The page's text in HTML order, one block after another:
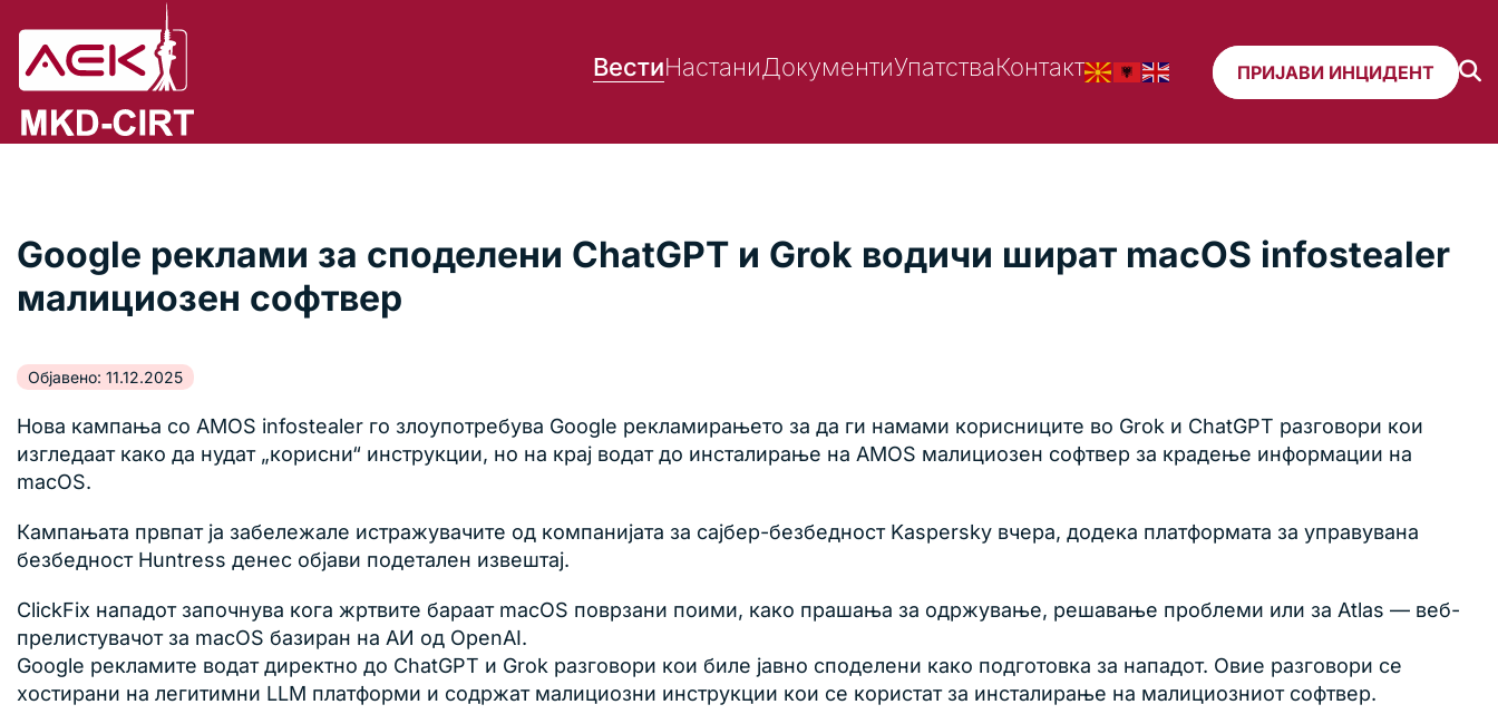
ВестиНастаниДокументиУпатстваКонтакт ПРИЈАВИ ИНЦИДЕНТ
Google реклами за споделени ChatGPT и Grok водичи шират macOS infostealer
малициозен софтвер
Објавено: 11.12.2025
Нова кампања со AMOS infostealer го злоупотребува Google рекламирањето за да ги намами корисниците во Grok и ChatGPT разговори кои
изгледаат како да нудат „корисни“ инструкции, но на крај водат до инсталирање на AMOS малициозен софтвер за крадење информации на
macOS.
Кампањата првпат ја забележале истражувачите од компанијата за сајбер-безбедност Kaspersky вчера, додека платформата за управувана
безбедност Huntress денес објави подетален извештај.
ClickFix нападот започнува кога жртвите бараат macOS поврзани поими, како прашања за одржување, решавање проблеми или за Atlas — веб-
прелистувачот за macOS базиран на АИ од OpenAI.
Google рекламите водат директно до ChatGPT и Grok разговори кои биле јавно споделени како подготовка за нападот. Овие разговори се
хостирани на легитимни LLM платформи и содржат малициозни инструкции кои се користат за инсталирање на малициозниот софтвер.